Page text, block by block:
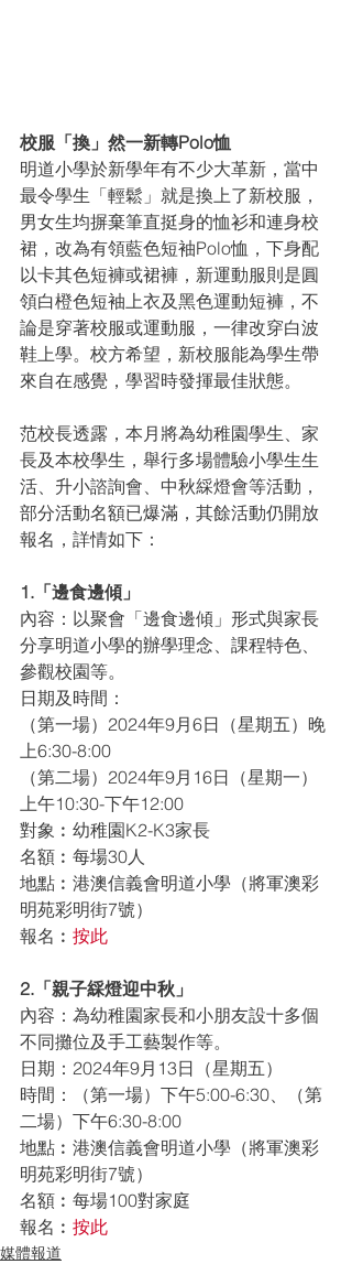
校服「換」然一新轉Polo恤
明道小學於新學年有不少大革新，當中
最令學生「輕鬆」就是換上了新校服，
男女生均摒棄筆直挺身的恤衫和連身校
裙，改為有領藍色短袖Polo恤，下身配
以卡其色短褲或裙褲，新運動服則是圓
領白橙色短袖上衣及黑色運動短褲，不
論是穿著校服或運動服，一律改穿白波
鞋上學。校方希望，新校服能為學生帶
來自在感覺，學習時發揮最佳狀態。
范校長透露，本月將為幼稚園學生、家
長及本校學生，舉行多場體驗小學生生
活、升小諮詢會、中秋綵燈會等活動，
部分活動名額已爆滿，其餘活動仍開放
報名，詳情如下：
1.「邊食邊傾」
內容：以聚會「邊食邊傾」形式與家長
分享明道小學的辦學理念、課程特色、
參觀校園等。
日期及時間：
（第一場）2024年9月6日（星期五）晚
上6:30-8:00
（第二場）2024年9月16日（星期一）
上午10:30-下午12:00
對象︰幼稚園K2-K3家長
名額︰每場30人
地點︰港澳信義會明道小學（將軍澳彩
明苑彩明街7號）
報名︰ 按此
2.「親子綵燈迎中秋」
內容：為幼稚園家長和小朋友設十多個
不同攤位及手工藝製作等。
日期：2024年9月13日（星期五）
時間：（第一場）下午5:00-6:30、（第
二場）下午6:30-8:00
地點︰港澳信義會明道小學（將軍澳彩
明苑彩明街7號）
名額︰每場100對家庭
報名︰ 按此
媒體報道